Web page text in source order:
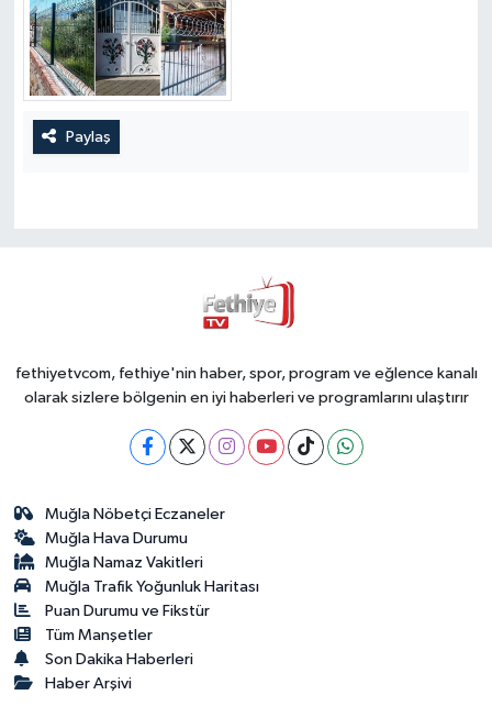
Paylaş
fethiyetvcom, fethiye'nin haber, spor, program ve eğlence kanalı
olarak sizlere bölgenin en iyi haberleri ve programlarını ulaştırır
Muğla Nöbetçi Eczaneler
Muğla Hava Durumu
Muğla Namaz Vakitleri
Muğla Trafik Yoğunluk Haritası
Puan Durumu ve Fikstür
Tüm Manşetler
Son Dakika Haberleri
Haber Arşivi